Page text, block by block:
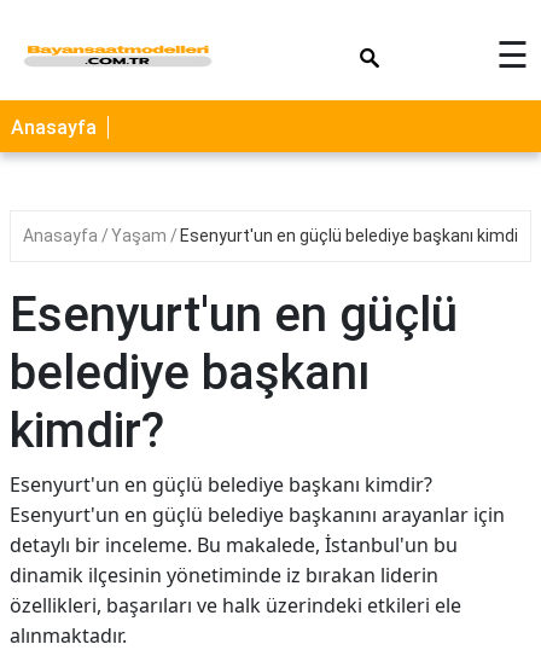
☰
Anasayfa
Anasayfa Yaşam Esenyurt'un en güçlü belediye başkanı kimdir?
Esenyurt'un en güçlü
belediye başkanı
kimdir?
Esenyurt'un en güçlü belediye başkanı kimdir?
Esenyurt'un en güçlü belediye başkanını arayanlar için
detaylı bir inceleme. Bu makalede, İstanbul'un bu
dinamik ilçesinin yönetiminde iz bırakan liderin
özellikleri, başarıları ve halk üzerindeki etkileri ele
alınmaktadır.